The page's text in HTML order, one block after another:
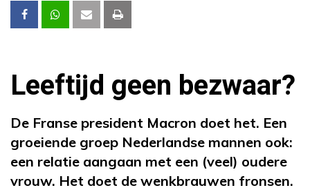
Leeftijd geen bezwaar?
De Franse president Macron doet het. Een
groeiende groep Nederlandse mannen ook:
een relatie aangaan met een (veel) oudere
vrouw. Het doet de wenkbrauwen fronsen.